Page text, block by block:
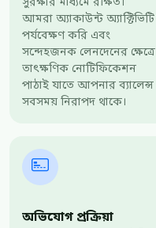
সুরক্ষার মাধ্যমে রক্ষিত।
আমরা অ্যাকাউন্ট অ্যাক্টিভিটি
পর্যবেক্ষণ করি এবং
সন্দেহজনক লেনদেনের ক্ষেত্রে
তাৎক্ষণিক নোটিফিকেশন
পাঠাই যাতে আপনার ব্যালেন্স
সবসময় নিরাপদ থাকে।
অভিযোগ প্রক্রিয়া